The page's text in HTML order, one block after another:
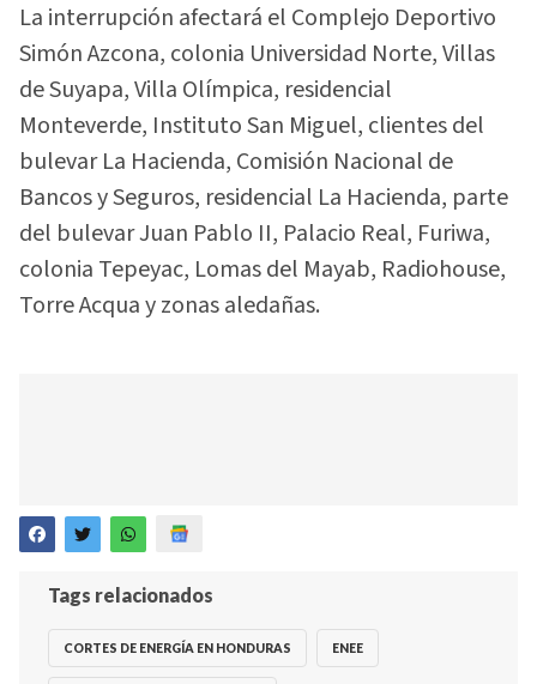
La interrupción afectará el Complejo Deportivo
Simón Azcona, colonia Universidad Norte, Villas
de Suyapa, Villa Olímpica, residencial
Monteverde, Instituto San Miguel, clientes del
bulevar La Hacienda, Comisión Nacional de
Bancos y Seguros, residencial La Hacienda, parte
del bulevar Juan Pablo II, Palacio Real, Furiwa,
colonia Tepeyac, Lomas del Mayab, Radiohouse,
Torre Acqua y zonas aledañas.
Tags relacionados
CORTES DE ENERGÍA EN HONDURAS ENEE